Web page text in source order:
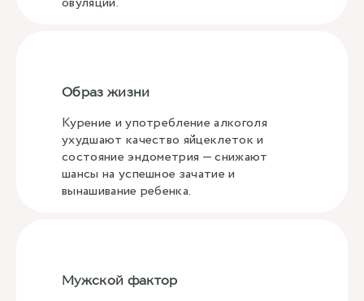
Образ жизни
Курение и употребление алкоголя
ухудшают качество яйцеклеток и
состояние эндометрия — снижают
шансы на успешное зачатие и
вынашивание ребенка.
Мужской фактор